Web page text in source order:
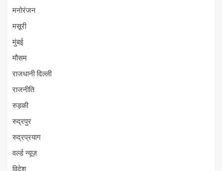
मनोरंजन
मसूरी
मुंबई
मौसम
राजधानी दिल्ली
राजनीति
रुड़की
रुद्रपुर
रुद्रप्रयाग
वर्ल्ड न्यूज़
विदेश